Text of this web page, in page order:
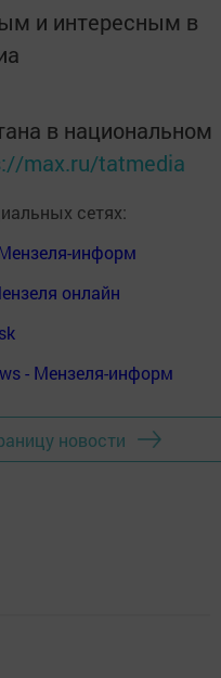
и интересным в
в национальном
max.ru/tatmedia
сетях:
информ
онлайн
- Мензеля-информ
новости